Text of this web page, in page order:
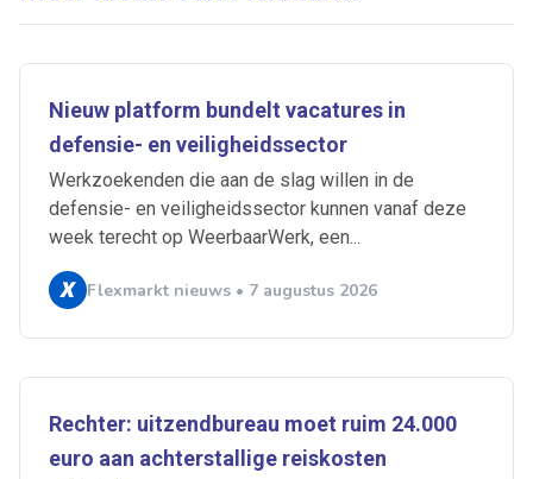
Nieuw platform bundelt vacatures in
defensie- en veiligheidssector
Werkzoekenden die aan de slag willen in de
defensie- en veiligheidssector kunnen vanaf deze
week terecht op WeerbaarWerk, een...
Flexmarkt nieuws • 7 augustus 2026
Rechter: uitzendbureau moet ruim 24.000
euro aan achterstallige reiskosten